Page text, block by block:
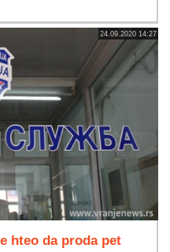
24.09.2020 14:27
hteo da proda pet